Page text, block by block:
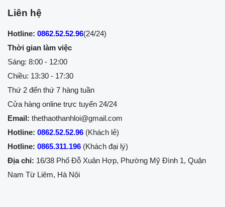
Liên hệ
Hotline: 0862.52.52.96(24/24)
Thời gian làm việc
Sáng: 8:00 - 12:00
Chiều: 13:30 - 17:30
Thứ 2 đến thứ 7 hàng tuần
Cửa hàng online trực tuyến 24/24
Email: thethaothanhloi@gmail.com
Hotline: 0862.52.52.96 (Khách lẻ)
Hotline: 0865.311.196 (Khách đại lý)
Địa chỉ: 16/38 Phố Đỗ Xuân Hợp, Phường Mỹ Đình 1, Quận
Nam Từ Liêm, Hà Nội